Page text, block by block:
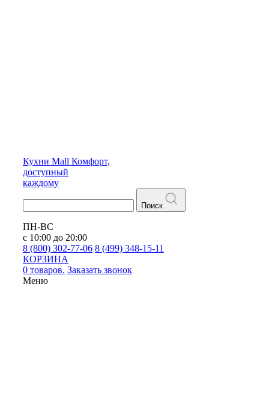
Кухни Mall Комфорт,
доступный
каждому
Поиск
ПН-ВС
с 10:00 до 20:00
8 (800) 302-77-06 8 (499) 348-15-11
КОРЗИНА
0 товаров. Заказать звонок
Меню